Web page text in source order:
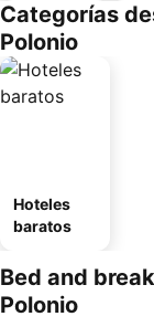
Categorías
Polonio
Hoteles
baratos
Bed and
Polonio